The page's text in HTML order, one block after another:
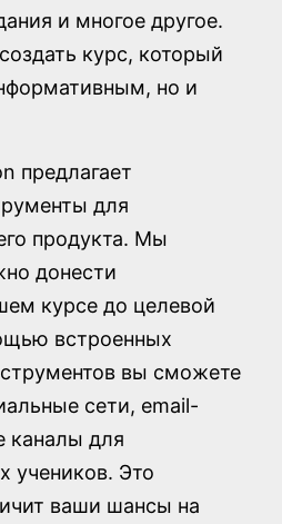
и многое другое.
курс, который
но и
предлагает
для
продукта. Мы
донести
курсе до целевой
встроенных
вы сможете
сети, email-
каналы для
учеников. Это
ваши шансы на